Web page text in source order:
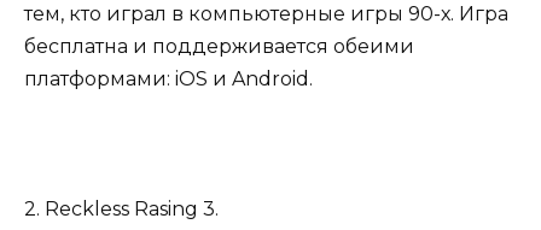
тем, кто играл в компьютерные игры 90-х. Игра
бесплатна и поддерживается обеими
платформами: iOS и Android.
2. Reckless Rasing 3.